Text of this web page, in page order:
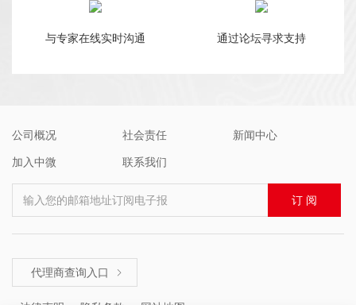
与专家在线实时沟通 通过论坛寻求支持
公司概况 社会责任 新闻中心
加入中微 联系我们
输入您的邮箱地址订阅电子报 订 阅
代理商查询入口 